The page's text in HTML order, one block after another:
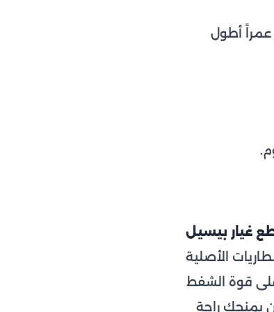
عمراً أطول
غيار بيسيل
الأصلية
على قوة الشفط
يمنحك راحة